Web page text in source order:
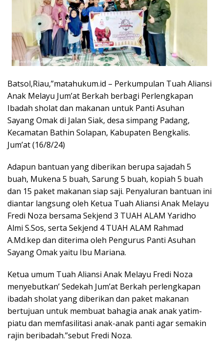
Batsol,Riau,”matahukum.id – Perkumpulan Tuah Aliansi
Anak Melayu Jum’at Berkah berbagi Perlengkapan
Ibadah sholat dan makanan untuk Panti Asuhan
Sayang Omak di Jalan Siak, desa simpang Padang,
Kecamatan Bathin Solapan, Kabupaten Bengkalis.
Jum’at (16/8/24)
Adapun bantuan yang diberikan berupa sajadah 5
buah, Mukena 5 buah, Sarung 5 buah, kopiah 5 buah
dan 15 paket makanan siap saji. Penyaluran bantuan ini
diantar langsung oleh Ketua Tuah Aliansi Anak Melayu
Fredi Noza bersama Sekjend 3 TUAH ALAM Yaridho
Almi S.Sos, serta Sekjend 4 TUAH ALAM Rahmad
A.Md.kep dan diterima oleh Pengurus Panti Asuhan
Sayang Omak yaitu Ibu Mariana.
Ketua umum Tuah Aliansi Anak Melayu Fredi Noza
menyebutkan’ Sedekah Jum’at Berkah perlengkapan
ibadah sholat yang diberikan dan paket makanan
bertujuan untuk membuat bahagia anak anak yatim-
piatu dan memfasilitasi anak-anak panti agar semakin
rajin beribadah.”sebut Fredi Noza.